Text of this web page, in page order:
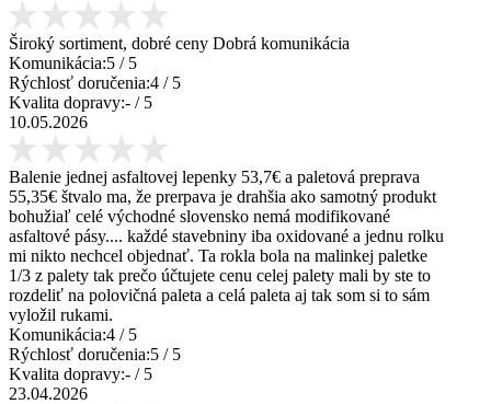
Široký sortiment, dobré ceny Dobrá komunikácia
Komunikácia:5 / 5
Rýchlosť doručenia:4 / 5
Kvalita dopravy:- / 5
10.05.2026
Balenie jednej asfaltovej lepenky 53,7€ a paletová preprava
55,35€ štvalo ma, že prerpava je drahšia ako samotný produkt
bohužiaľ celé východné slovensko nemá modifikované
asfaltové pásy.... každé stavebniny iba oxidované a jednu rolku
mi nikto nechcel objednať. Ta rokla bola na malinkej paletke
1/3 z palety tak prečo účtujete cenu celej palety mali by ste to
rozdeliť na polovičná paleta a celá paleta aj tak som si to sám
vyložil rukami.
Komunikácia:4 / 5
Rýchlosť doručenia:5 / 5
Kvalita dopravy:- / 5
23.04.2026